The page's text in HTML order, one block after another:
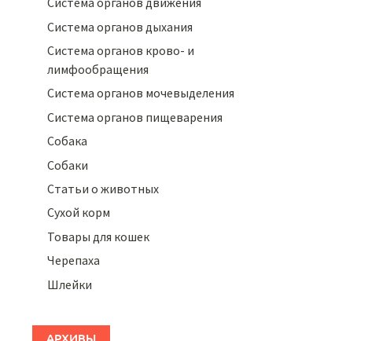
Система органов дыхания
Система органов крово- и
лимфообращения
Система органов мочевыделения
Система органов пищеварения
Собака
Собаки
Статьи о животных
Сухой корм
Товары для кошек
Черепаха
Шлейки
АРХИВЫ